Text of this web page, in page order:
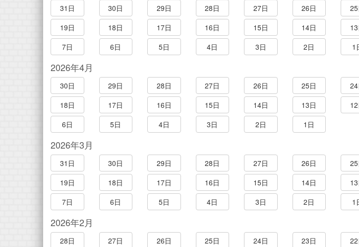
31日 30日 29日 28日 27日 26日
19日
18日 17日 16日 15日 14日
7日
6日 5日 4日 3日 2日 1
2026年4月
30日 29日 28日 27日 26日 25日
18日
17日 16日 15日 14日 13日
6日
5日 4日 3日 2日 1日
2026年3月
31日 30日 29日 28日 27日 26日
19日
18日 17日 16日 15日 14日
7日
6日 5日 4日 3日 2日 1
2026年2月
28日 27日 26日 25日 24日 23日